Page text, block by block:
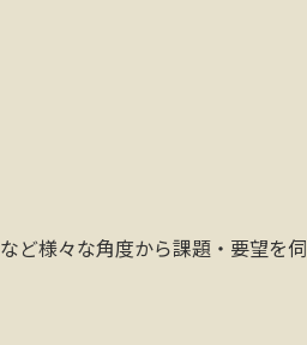
ど様々な角度から課題・要望を伺